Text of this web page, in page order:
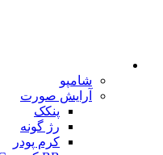
شامپو
آرایش صورت
پنکک
رژ گونه
کرم پودر